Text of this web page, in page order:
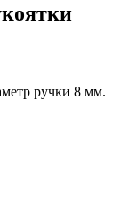
ручки 8 мм.